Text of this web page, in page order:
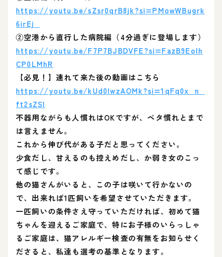
https://youtu.be/sZsr0qrB8jk?si=PMowWBugrk
6irEj_
②空港から直行した病院編（4分過ぎに登場します）
https://youtu.be/F7P7BJBDVFE?si=FazB9EoIh
CP0LMhR
【必見！】連れて来た後の動画はこちら
https://youtu.be/kUd0lwzAOMk?si=1qFq0x_n_
ft2sZSl
不器用ながらも人慣れはOKですが、ベタ慣れとまで
は言えません。
これから伸び代がある子だと思ってください。
少食だし、甘えるのも控えめだし、か弱き女のこっ
て感じです。
他の猫さんがいると、この子は咲いて行かないの
で、出来れば1匹飼いを希望させていただきます。
一匹飼いの条件さえ守っていただければ、初めて猫
ちゃんを迎えるご家庭で、特にお子様のいらっしゃ
るご家庭は、猫アレルギー検査の有無をお知らせく
ださると、私達も選考の基準となります。